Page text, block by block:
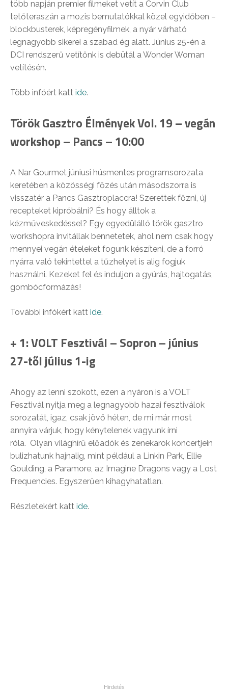
több napján premier filmeket vetít a Corvin Club
tetőteraszán a mozis bemutatókkal közel egyidőben –
blockbusterek, képregényfilmek, a nyár várható
legnagyobb sikerei a szabad ég alatt. Június 25-én a
DCI rendszerű vetítőnk is debütál a Wonder Woman
vetítésén.
Több infóért katt ide.
Török Gasztro Élmények Vol. 19 – vegán
workshop – Pancs – 10:00
A Nar Gourmet júniusi húsmentes programsorozata
keretében a közösségi főzés után másodszorra is
visszatér a Pancs Gasztroplaccra! Szerettek főzni, új
recepteket kipróbálni? És hogy álltok a
kézműveskedéssel? Egy egyedülálló török gasztro
workshopra invitállak bennetetek, ahol nem csak hogy
mennyei vegán ételeket fogunk készíteni, de a forró
nyárra való tekintettel a tűzhelyet is alig fogjuk
használni. Kezeket fel és induljon a gyúrás, hajtogatás,
gombócformázás!
További infókért katt ide.
+ 1: VOLT Fesztivál – Sopron – június
27-től július 1-ig
Ahogy az lenni szokott, ezen a nyáron is a VOLT
Fesztivál nyitja meg a legnagyobb hazai fesztiválok
sorozatát, igaz, csak jövő héten, de mi már most
annyira várjuk, hogy kénytelenek vagyunk írni
róla. Olyan világhírű előadók és zenekarok koncertjein
bulizhatunk hajnalig, mint például a Linkin Park, Ellie
Goulding, a Paramore, az Imagine Dragons vagy a Lost
Frequencies. Egyszerűen kihagyhatatlan.
Részletekért katt ide.